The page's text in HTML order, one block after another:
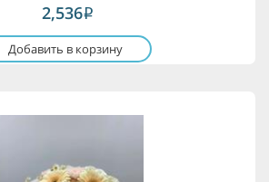
2,536i
Добавить в корзину